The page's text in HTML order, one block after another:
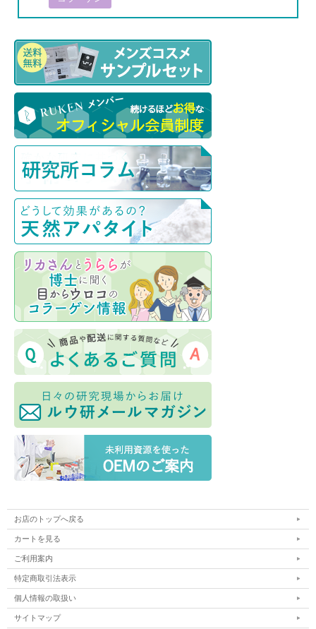
お店のトップへ戻る
カートを見る
ご利用案内
特定商取引法表示
個人情報の取扱い
サイトマップ